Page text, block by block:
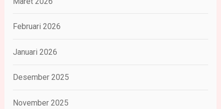
Februari 2026
Januari 2026
Desember 2025
November 2025